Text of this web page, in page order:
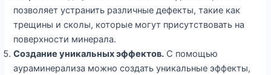
позволяет устранить различные дефекты, такие как
трещины и сколы, которые могут присутствовать на
поверхности минерала.
Создание уникальных эффектов. С помощью
аураминерализа можно создать уникальные эффекты,